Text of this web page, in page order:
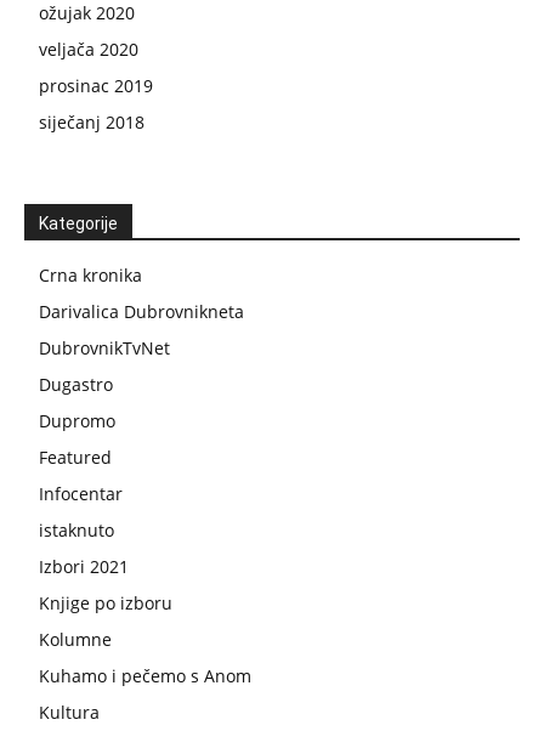
ožujak 2020
veljača 2020
prosinac 2019
siječanj 2018
Kategorije
Crna kronika
Darivalica Dubrovnikneta
DubrovnikTvNet
Dugastro
Dupromo
Featured
Infocentar
istaknuto
Izbori 2021
Knjige po izboru
Kolumne
Kuhamo i pečemo s Anom
Kultura